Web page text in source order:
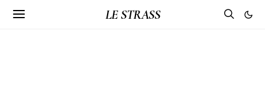
LE STRASS